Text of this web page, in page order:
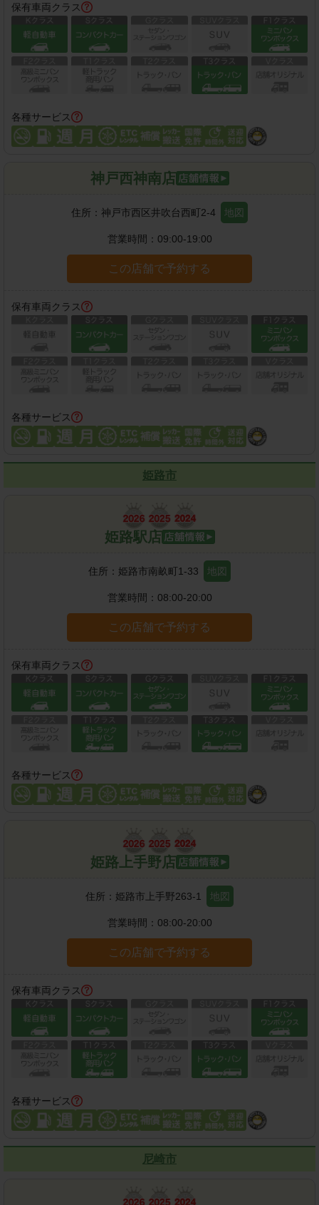
保有車両クラス
各種サービス
神戸西神南店
住所： 神戸市西区井吹台西町2-4 地図
営業時間： 09:00-19:00
この店舗で予約する
保有車両クラス
各種サービス
姫路市
姫路駅店
住所： 姫路市南畝町1-33 地図
営業時間： 08:00-20:00
この店舗で予約する
保有車両クラス
各種サービス
姫路上手野店
住所： 姫路市上手野263-1 地図
営業時間： 08:00-20:00
この店舗で予約する
保有車両クラス
各種サービス
尼崎市